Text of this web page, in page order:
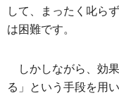
して、まったく叱ら
は困難です。
しかしながら、効
る」という手段を用